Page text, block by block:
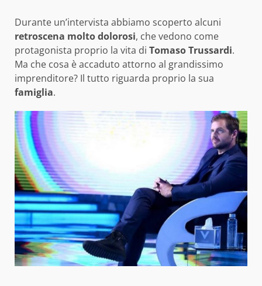
Durante un’intervista abbiamo scoperto alcuni
retroscena molto dolorosi, che vedono come
protagonista proprio la vita di Tomaso Trussardi.
Ma che cosa è accaduto attorno al grandissimo
imprenditore? Il tutto riguarda proprio la sua
famiglia.